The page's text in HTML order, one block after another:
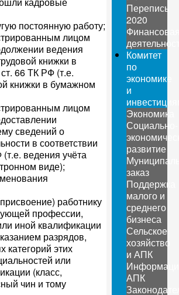
постоянную работу;
лицом
ведения
книжки в
66 ТК РФ (т.е.
книжки в бумажном
лицом
сведений о
в соответствии
ведения учёта
виде);
работнику
профессии,
иной квалификации
разрядов,
категорий этих
или
(класс,
чин и тому
Перепись
2020
Комитет
по
экономике
и
Экономика
Социально-
развитие
заказ
Поддержка
малого и
среднего
бизнеса
Сельское
хозяйство
и АПК
АПК